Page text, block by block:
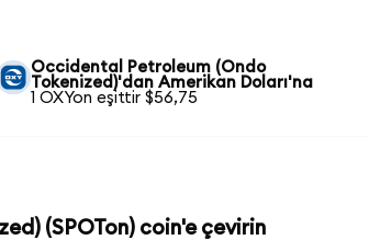
Occidental Petroleum (Ondo
Tokenized)'dan Amerikan Doları'na
1 OXYon eşittir $56,75
(SPOTon) coin'e çevirin